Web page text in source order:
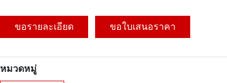
ขอรายละเอียด ขอใบเสนอราคา
หมวดหมู่